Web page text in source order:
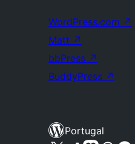
WordPress.com ↗
Matt ↗
bbPress ↗
BuddyPress ↗
Portugal